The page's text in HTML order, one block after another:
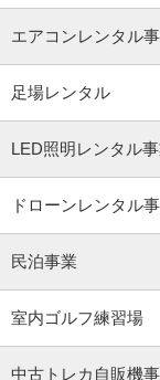
エアコンレンタル
足場レンタル
LED照明レンタル
ドローンレンタル
民泊事業
室内ゴルフ練習場
中古トレカ自販機